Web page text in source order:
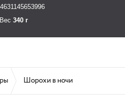
Вес 340 г
Шорохи в ночи